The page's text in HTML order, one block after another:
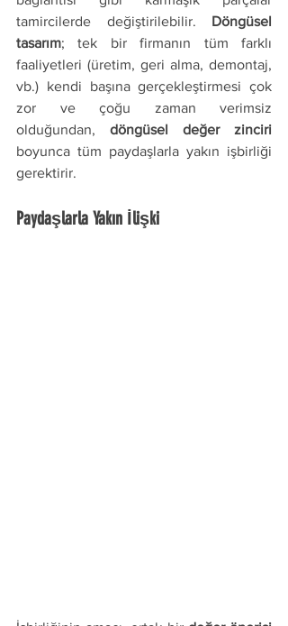
tamircilerde değiştirilebilir. Döngüsel
tasarım; tek bir firmanın tüm farklı
faaliyetleri (üretim, geri alma, demontaj,
vb.) kendi başına gerçekleştirmesi çok
zor ve çoğu zaman verimsiz
olduğundan, döngüsel değer zinciri
boyunca tüm paydaşlarla yakın işbirliği
gerektirir.
Paydaşlarla Yakın İlişki